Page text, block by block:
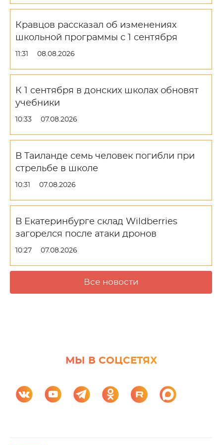
Кравцов рассказал об изменениях
школьной программы с 1 сентября
11:31 08.08.2026
К 1 сентября в донских школах обновят
учебники
10:33 07.08.2026
В Таиланде семь человек погибли при
стрельбе в школе
10:31 07.08.2026
В Екатеринбурге склад Wildberries
загорелся после атаки дронов
10:27 07.08.2026
Все новости
МЫ В СОЦСЕТЯХ